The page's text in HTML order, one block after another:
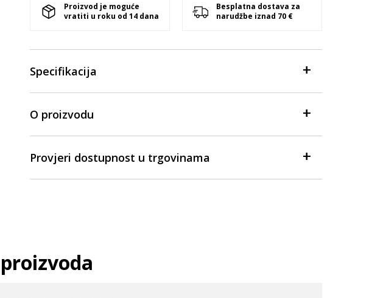
Proizvod je moguće
vratiti u roku od 14 dana
Besplatna dostava za
narudžbe iznad 70 €
Specifikacija
O proizvodu
Provjeri dostupnost u trgovinama